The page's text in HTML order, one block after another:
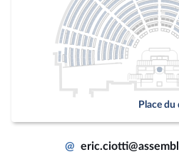
Place du
@